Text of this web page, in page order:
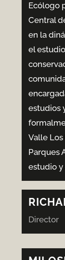
Ecólogo
Central
en la
el
estudios
Valle Los
Parques
estudio y
Director